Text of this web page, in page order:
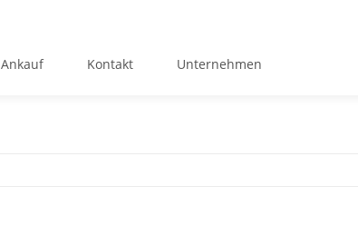
Ankauf Kontakt Unternehmen